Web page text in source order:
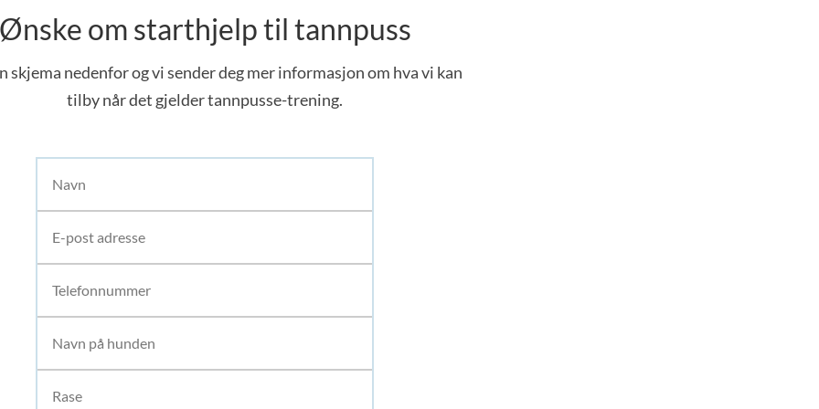
Ønske om starthjelp til tannpuss
skjema nedenfor og vi sender deg mer informasjon om hva vi kan
tilby når det gjelder tannpusse-trening.